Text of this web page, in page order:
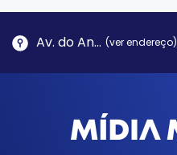
Av. do Antão, 1762 - Morro da Cruz | Florianópolis (ver endereço)